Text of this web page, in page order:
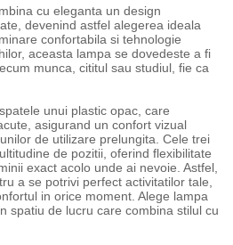
cu eleganta un design
devenind astfel alegerea ideala
confortabila si tehnologie
aceasta lampa se dovedeste a fi
munca, cititul sau studiul, fie ca
unui plastic opac, care
asigurand un confort vizual
de utilizare prelungita. Cele trei
de pozitii, oferind flexibilitate
exact acolo unde ai nevoie. Astfel,
a se potrivi perfect activitatilor tale,
in orice moment. Alege lampa
spatiu de lucru care combina stilul cu